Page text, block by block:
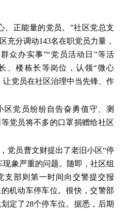
、正能量的党员。”社区党总支
充分调动143名在职党员力量，
众办实事”“党员活动日”等活
、楼栋长等岗位，认领“微心
让党员在社区治理中当先锋、作
区党员纷纷自告奋勇值守、测
党员将不多的口罩捐赠给社区
党员曹文财提出了老旧小区“停
象严重的问题。随即，社区组
支部则第一时间向交警提交报
机动车停车位。很快，交警部
定了28个停车位。据悉，后期